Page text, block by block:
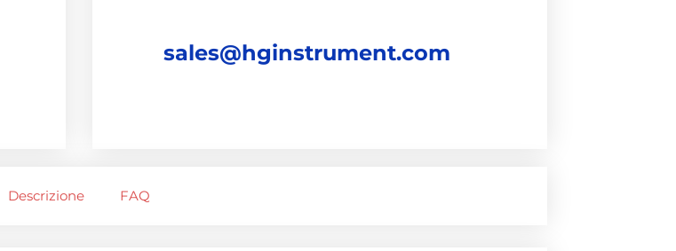
sales@hginstrument.com
Descrizione FAQ